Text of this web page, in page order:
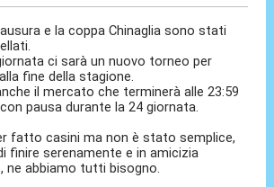
e la coppa Chinaglia sono stati
ci sarà un nuovo torneo per
fine della stagione.
il mercato che terminerà alle 23:59
pausa durante la 24 giornata.
fatto casini ma non è stato semplice,
finire serenamente e in amicizia
ne abbiamo tutti bisogno.